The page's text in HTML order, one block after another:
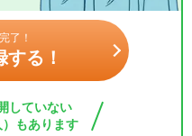
了！
る！
していない
もあります